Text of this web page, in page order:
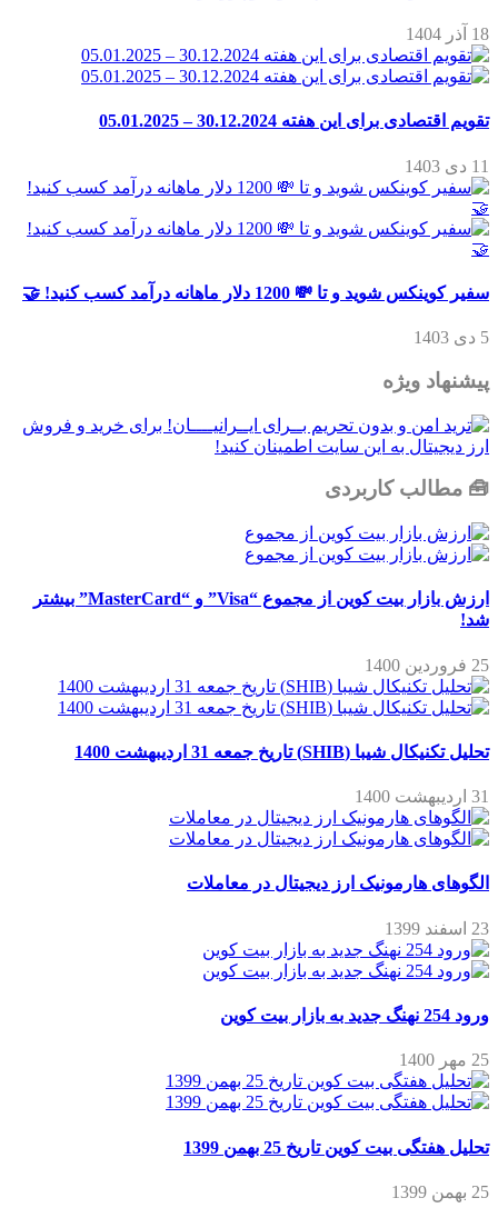
18 آذر 1404
تقویم اقتصادی برای این هفته 30.12.2024 – 05.01.2025
11 دی 1403
سفیر کوینکس شوید و تا 💸 1200 دلار ماهانه درآمد کسب کنید! 🤝
5 دی 1403
پیشنهاد ویژه
🧰 مطالب کاربردی
ارزش بازار بیت کوین از مجموع “Visa” و “MasterCard” بیشتر
شد!
25 فروردین 1400
تحلیل تکنیکال شیبا (SHIB) تاریخ جمعه 31 اردیبهشت 1400
31 اردیبهشت 1400
الگوهای هارمونیک ارز دیجیتال در معاملات
23 اسفند 1399
ورود 254 نهنگ جدید به بازار بیت کوین
25 مهر 1400
تحلیل هفتگی بیت کوین تاریخ 25 بهمن 1399
25 بهمن 1399